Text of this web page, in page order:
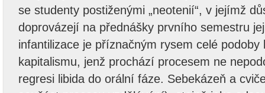
se studenty postiženými „neotenií“, v jejímž
doprovázejí na přednášky prvního semestru
infantilizace je příznačným rysem celé podoby
kapitalismu, jenž prochází procesem ne
regresi libida do orální fáze. Sebekázeň a